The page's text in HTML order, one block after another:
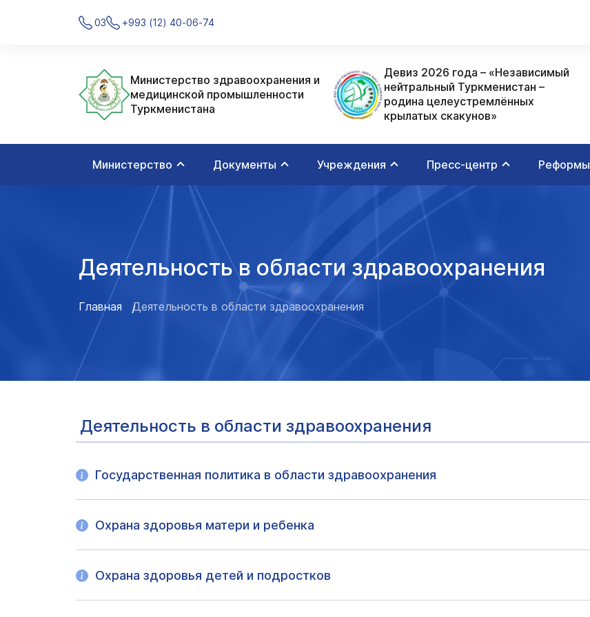
03 +993 (12) 40-06-74
Министерство здравоохранения и
медицинской промышленности
Туркменистана
Девиз 2026 года – «Независимый
нейтральный Туркменистан –
родина целеустремлённых
крылатых скакунов»
Министерство Документы Учреждения Пресс-центр Реформы
Деятельность в области здравоохранения
Главная Деятельность в области здравоохранения
Деятельность в области здравоохранения
Государственная политика в области здравоохранения
Охрана здоровья матери и ребенка
Охрана здоровья детей и подростков